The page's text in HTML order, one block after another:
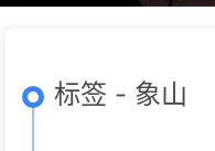
标签 - 象山